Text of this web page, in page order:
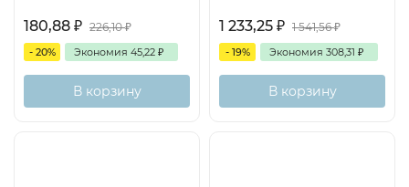
180,88 ₽ 226,10₽
- 20% Экономия 45,22 ₽
В корзину
1 233,25 ₽ 1 541,56₽
- 19% Экономия 308,31 ₽
В корзину